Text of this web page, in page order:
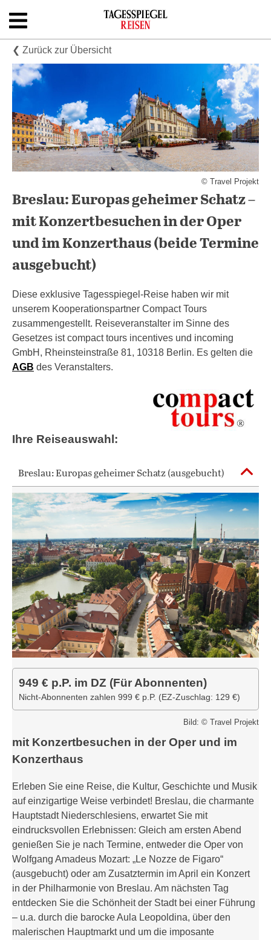
Kontakt
❮ Zurück zur Übersicht
© Travel Projekt
Breslau: Europas geheimer Schatz –
mit Konzertbesuchen in der Oper
und im Konzerthaus (beide Termine
ausgebucht)
Diese exklusive Tagesspiegel-Reise haben wir mit
unserem Kooperationspartner Compact Tours
zusammengestellt. Reiseveranstalter im Sinne des
Gesetzes ist compact tours incentives und incoming
GmbH, Rheinsteinstraße 81, 10318 Berlin. Es gelten die
AGB des Veranstalters.
Ihre Reiseauswahl:
Breslau: Europas geheimer Schatz (ausgebucht)
949 € p.P. im DZ (Für Abonnenten)
Nicht-Abonnenten zahlen 999 € p.P. (EZ-Zuschlag: 129 €)
Bild: © Travel Projekt
mit Konzertbesuchen in der Oper und im
Konzerthaus
Erleben Sie eine Reise, die Kultur, Geschichte und Musik
auf einzigartige Weise verbindet! Breslau, die charmante
Hauptstadt Niederschlesiens, erwartet Sie mit
eindrucksvollen Erlebnissen: Gleich am ersten Abend
genießen Sie je nach Termine, entweder die Oper von
Wolfgang Amadeus Mozart: „Le Nozze de Figaro“
(ausgebucht) oder am Zusatztermin im April ein Konzert
in der Philharmonie von Breslau. Am nächsten Tag
entdecken Sie die Schönheit der Stadt bei einer Führung
– u.a. durch die barocke Aula Leopoldina, über den
malerischen Hauptmarkt und um die imposante